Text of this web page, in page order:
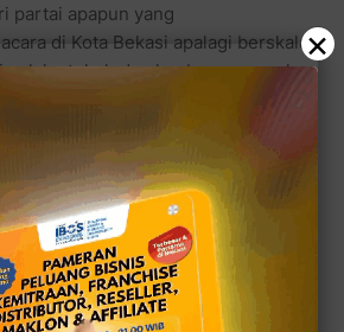
partai apapun yang
di Kota Bekasi apalagi berskala
selaku tokoh dan lembaga yang akan
masyarakat daerah harus bisa
×